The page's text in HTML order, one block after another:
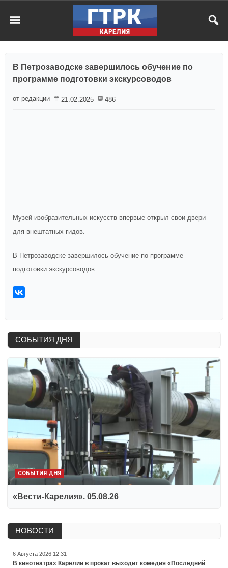
В Петрозаводске завершилось обучение по
программе подготовки экскурсоводов
от редакции 21.02.2025 486
Музей изобразительных искусств впервые открыл свои двери
для внештатных гидов.
В Петрозаводске завершилось обучение по программе
подготовки экскурсоводов.
СОБЫТИЯ ДНЯ
СОБЫТИЯ ДНЯ
«Вести-Карелия». 05.08.26
НОВОСТИ
6 Августа 2026 12:31
В кинотеатрах Карелии в прокат выходит комедия «Последний